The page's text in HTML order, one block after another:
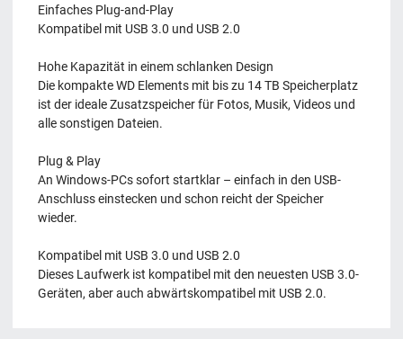
Einfaches Plug-and-Play
Kompatibel mit USB 3.0 und USB 2.0
Hohe Kapazität in einem schlanken Design
Die kompakte WD Elements mit bis zu 14 TB Speicherplatz
ist der ideale Zusatzspeicher für Fotos, Musik, Videos und
alle sonstigen Dateien.
Plug & Play
An Windows-PCs sofort startklar – einfach in den USB-
Anschluss einstecken und schon reicht der Speicher
wieder.
Kompatibel mit USB 3.0 und USB 2.0
Dieses Laufwerk ist kompatibel mit den neuesten USB 3.0-
Geräten, aber auch abwärtskompatibel mit USB 2.0.